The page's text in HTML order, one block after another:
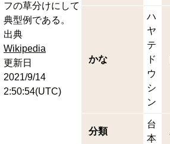
フの草分けにして
典型例である。
出典
Wikipedia
更新日
2021/9/14
2:50:54(UTC)
かな
ハ
ヤ
テ
ド
ウ
シ
ン
分類
台
本